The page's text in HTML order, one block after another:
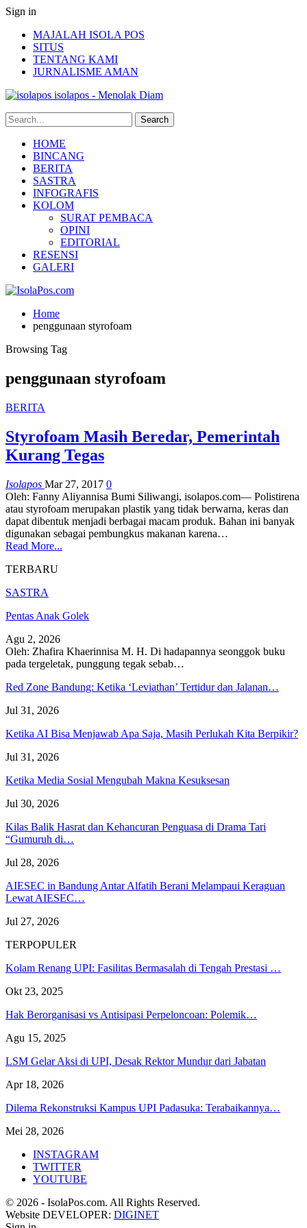
Sign in
MAJALAH ISOLA POS
SITUS
TENTANG KAMI
JURNALISME AMAN
isolapos - Menolak Diam
HOME
BINCANG
BERITA
SASTRA
INFOGRAFIS
KOLOM
SURAT PEMBACA
OPINI
EDITORIAL
RESENSI
GALERI
Home
penggunaan styrofoam
Browsing Tag
penggunaan styrofoam
BERITA
Styrofoam Masih Beredar, Pemerintah
Kurang Tegas
Isolapos Mar 27, 2017 0
Oleh: Fanny Aliyannisa Bumi Siliwangi, isolapos.com— Polistirena
atau styrofoam merupakan plastik yang tidak berwarna, keras dan
dapat dibentuk menjadi berbagai macam produk. Bahan ini banyak
digunakan sebagai pembungkus makanan karena…
Read More...
TERBARU
SASTRA
Pentas Anak Golek
Agu 2, 2026
Oleh: Zhafira Khaerinnisa M. H. Di hadapannya seonggok buku
pada tergeletak, punggung tegak sebab…
Red Zone Bandung: Ketika ‘Leviathan’ Tertidur dan Jalanan…
Jul 31, 2026
Ketika AI Bisa Menjawab Apa Saja, Masih Perlukah Kita Berpikir?
Jul 31, 2026
Ketika Media Sosial Mengubah Makna Kesuksesan
Jul 30, 2026
Kilas Balik Hasrat dan Kehancuran Penguasa di Drama Tari
“Gumuruh di…
Jul 28, 2026
AIESEC in Bandung Antar Alfatih Berani Melampaui Keraguan
Lewat AIESEC…
Jul 27, 2026
TERPOPULER
Kolam Renang UPI: Fasilitas Bermasalah di Tengah Prestasi …
Okt 23, 2025
Hak Berorganisasi vs Antisipasi Perpeloncoan: Polemik…
Agu 15, 2025
LSM Gelar Aksi di UPI, Desak Rektor Mundur dari Jabatan
Apr 18, 2026
Dilema Rekonstruksi Kampus UPI Padasuka: Terabaikannya…
Mei 28, 2026
INSTAGRAM
TWITTER
YOUTUBE
© 2026 - IsolaPos.com. All Rights Reserved.
Website DEVELOPER: DIGINET